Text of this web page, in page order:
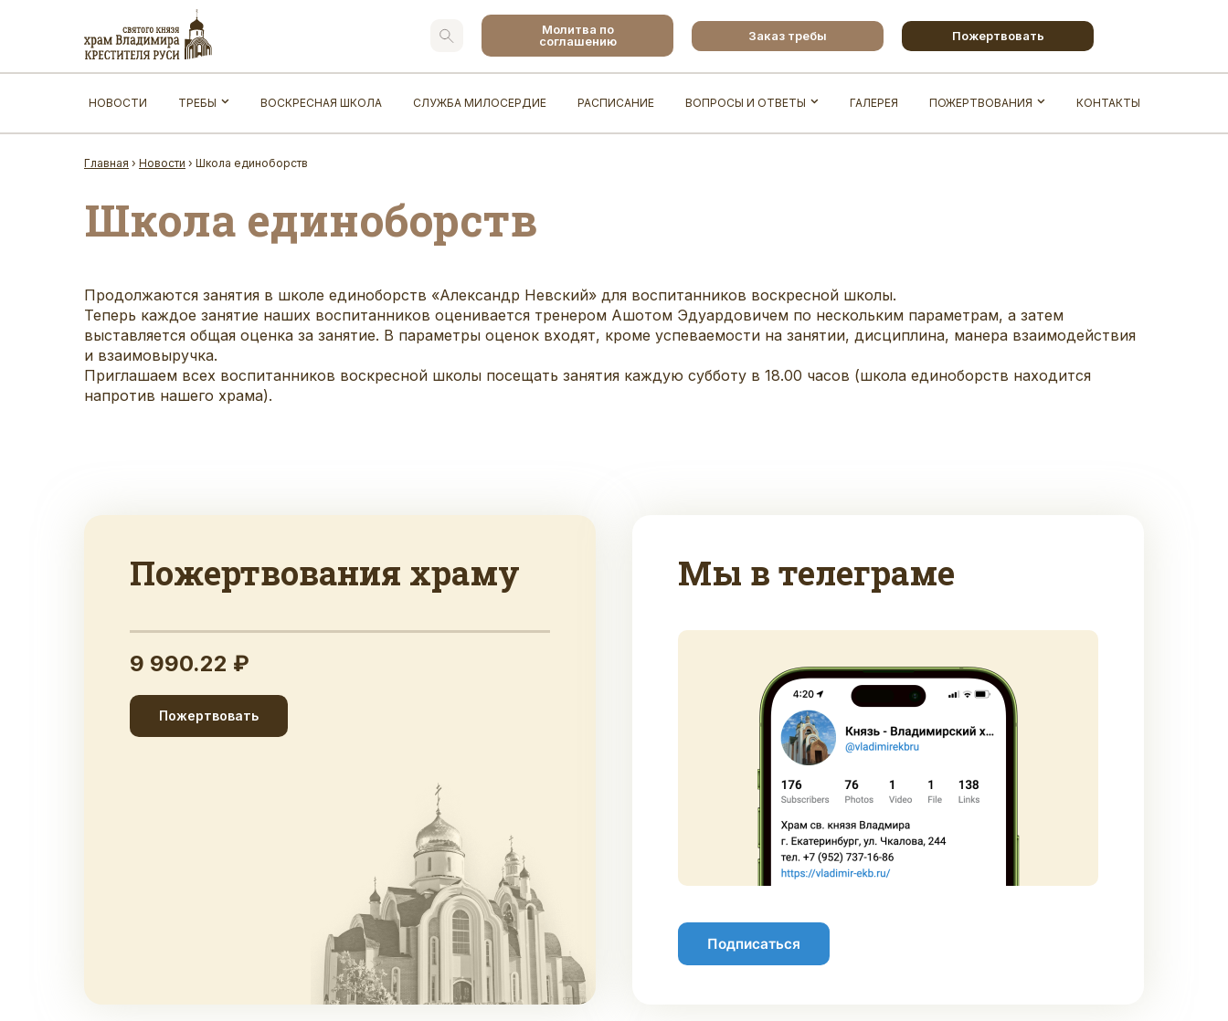
Молитва по
соглашению
Заказ требы Пожертвовать
НОВОСТИ ТРЕБЫ ВОСКРЕСНАЯ ШКОЛА СЛУЖБА МИЛОСЕРДИЕ РАСПИСАНИЕ ВОПРОСЫ И ОТВЕТЫ ГАЛЕРЕЯ ПОЖЕРТВОВАНИЯ КОНТАКТЫ
Главная › Новости › Школа единоборств
Школа единоборств
Продолжаются занятия в школе единоборств «Александр Невский» для воспитанников воскресной школы.
Теперь каждое занятие наших воспитанников оценивается тренером Ашотом Эдуардовичем по нескольким параметрам, а затем
выставляется общая оценка за занятие. В параметры оценок входят, кроме успеваемости на занятии, дисциплина, манера взаимодействия
и взаимовыручка.
Приглашаем всех воспитанников воскресной школы посещать занятия каждую субботу в 18.00 часов (школа единоборств находится
напротив нашего храма).
Пожертвования храму
9 990.22 ₽
Пожертвовать
Мы в телеграме
Подписаться